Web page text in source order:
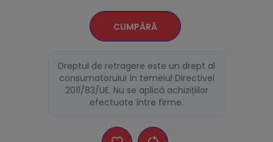
CUMPĂRĂ
Dreptul de retragere este un drept al
consumatorului în temeiul Directivei
2011/83/UE. Nu se aplică achizițiilor
efectuate între firme.